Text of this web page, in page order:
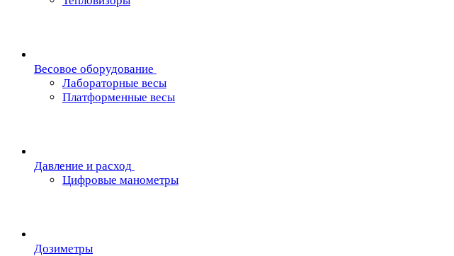
Весовое оборудование
Лабораторные весы
Платформенные весы
Давление и расход
Цифровые манометры
Дозиметры